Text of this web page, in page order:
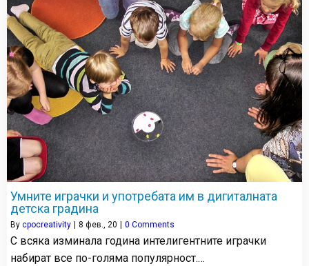
Умните играчки и употребата им в дигиталната
детска градина
By cpocreativity 8 фев., 20 0 Comments
С всяка изминала година интелигентните играчки
набират все по-голяма популярност.…